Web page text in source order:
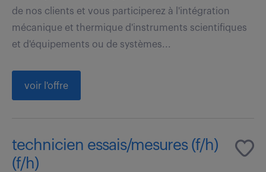
de nos clients et vous participerez à l'intégration
mécanique et thermique d'instruments scientifiques
et d'équipements ou de systèmes...
voir l'offre
technicien essais/mesures (f/h)
(f/h)